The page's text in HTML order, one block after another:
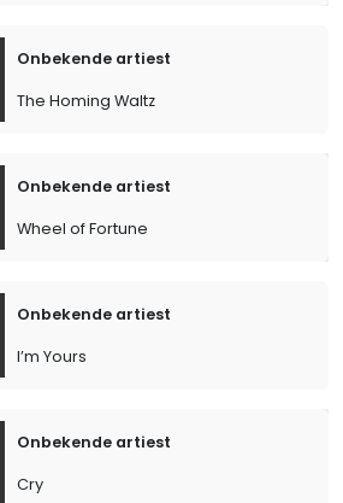
Onbekende artiest
The Homing Waltz
Onbekende artiest
Wheel of Fortune
Onbekende artiest
I’m Yours
Onbekende artiest
Cry